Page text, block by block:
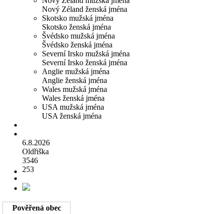
Nový Zéland ženská jména
Skotsko mužská jména
Skotsko ženská jména
Švédsko mužská jména
Švédsko ženská jména
Severní Irsko mužská jména
Severní Irsko ženská jména
Anglie mužská jména
Anglie ženská jména
Wales mužská jména
Wales ženská jména
USA mužská jména
USA ženská jména
6.8.2026
Oldřiška
3546
253
Pověřená obec